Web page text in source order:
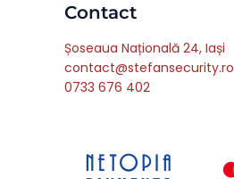
Contact
Șoseaua Națională 24, Iași
contact@stefansecurity.ro
0733 676 402